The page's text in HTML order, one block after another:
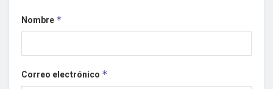
Nombre *
Correo electrónico *